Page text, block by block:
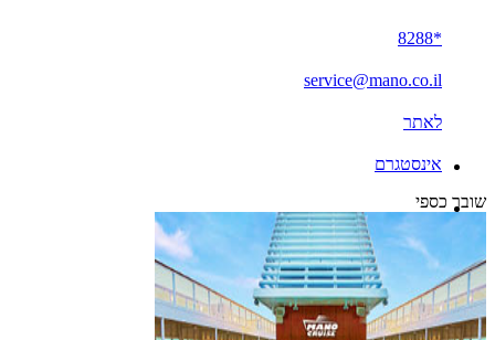
*8288
service@mano.co.il
לאתר
אינסטגרם
שובר כספי